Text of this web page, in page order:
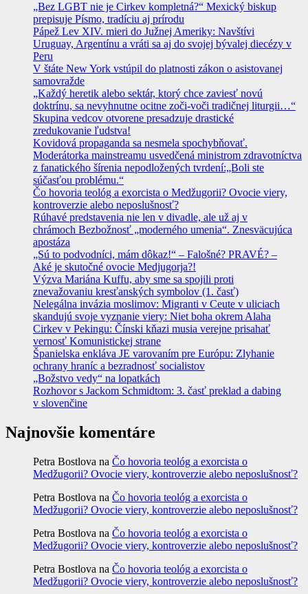
„Bez LGBT nie je Cirkev kompletná?“ Mexický biskup
prepisuje Písmo, tradíciu aj prírodu
Pápež Lev XIV. mieri do Južnej Ameriky: Navštívi
Uruguay, Argentínu a vráti sa aj do svojej bývalej diecézy v
Peru
V štáte New York vstúpil do platnosti zákon o asistovanej
samovražde
„Každý heretik alebo sektár, ktorý chce zaviesť novú
doktrínu, sa nevyhnutne ocitne zoči-voči tradičnej liturgii…“
Skupina vedcov otvorene presadzuje drastické
zredukovanie ľudstva!
Kovidová propaganda sa nesmela spochybňovať.
Moderátorka mainstreamu usvedčená ministrom zdravotníctva
z fanatického šírenia nepodložených tvrdení:„Boli ste
súčasťou problému.“
Čo hovoria teológ a exorcista o Medžugorii? Ovocie viery,
kontroverzie alebo neposlušnosť?
Rúhavé predstavenia nie len v divadle, ale už aj v
chrámoch Bezbožnosť „moderného umenia“. Znesväcujúca
apostáza
„Sú to podvodníci, mám dôkaz!“ – Falošné? PRAVÉ? –
Aké je skutočné ovocie Medjugorja?!
Výzva Mariána Kuffu, aby sme sa spojili proti
znevažovaniu kresťanských symbolov (1. časť)
Nelegálna invázia moslimov: Migranti v Ceute v uliciach
skandujú svoje vyznanie viery: Niet boha okrem Alaha
Cirkev v Pekingu: Čínski kňazi musia verejne prisahať
vernosť Komunistickej strane
Španielska enkláva JE varovaním pre Európu: Zlyhanie
ochrany hraníc a bezradnosť socialistov
„Božstvo vedy“ na lopatkách
Rozhovor s Jackom Schmidtom: 3. časť preklad a dabing
v slovenčine
Najnovšie komentáre
Petra Bostlova na Čo hovoria teológ a exorcista o
Medžugorii? Ovocie viery, kontroverzie alebo neposlušnosť?
Petra Bostlova na Čo hovoria teológ a exorcista o
Medžugorii? Ovocie viery, kontroverzie alebo neposlušnosť?
Petra Bostlova na Čo hovoria teológ a exorcista o
Medžugorii? Ovocie viery, kontroverzie alebo neposlušnosť?
Petra Bostlova na Čo hovoria teológ a exorcista o
Medžugorii? Ovocie viery, kontroverzie alebo neposlušnosť?